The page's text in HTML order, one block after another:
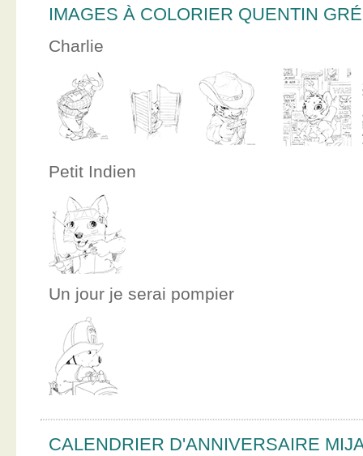
IMAGES À COLORIER QUENTIN
Charlie
Petit Indien
Un jour je serai pompier
CALENDRIER D'ANNIVERSAIRE